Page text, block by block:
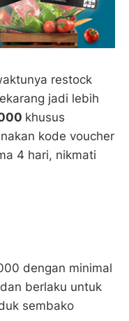
restock
jadi lebih
khusus
kode voucher
4 hari, nikmati
dengan minimal
berlaku untuk
sembako